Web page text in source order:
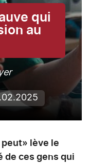
qui
au
peut» lève le
de ces gens qui